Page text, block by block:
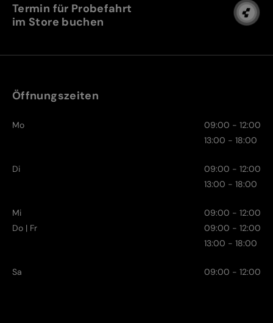
Termin für Probefahrt
im Store buchen
Öffnungszeiten
Mo
09:00 - 12:00
13:00 - 18:00
Di
09:00 - 12:00
13:00 - 18:00
Mi
09:00 - 12:00
Do | Fr
09:00 - 12:00
13:00 - 18:00
Sa 09:00 - 12:00